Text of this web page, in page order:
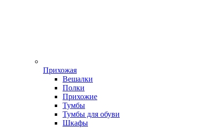
Прихожая
Вешалки
Полки
Прихожие
Тумбы
Тумбы для обуви
Шкафы